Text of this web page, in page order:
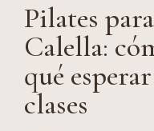
Pilates
Calella:
qué
clases